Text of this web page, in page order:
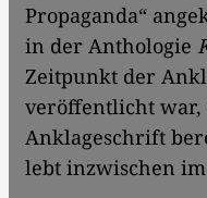
Propaganda“
in der Anthologie
Zeitpunkt der
veröffentlicht
Anklageschrift
lebt inzwischen